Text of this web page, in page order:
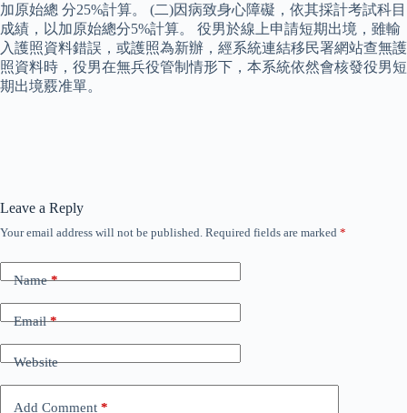
加原始總 分25%計算。 (二)因病致身心障礙，依其採計考試科目
成績，以加原始總分5%計算。 役男於線上申請短期出境，雖輸
入護照資料錯誤，或護照為新辦，經系統連結移民署網站查無護
照資料時，役男在無兵役管制情形下，本系統依然會核發役男短
期出境覈准單。
Leave a Reply
Your email address will not be published. Required fields are marked *
Name*
Email*
Website
Add Comment *